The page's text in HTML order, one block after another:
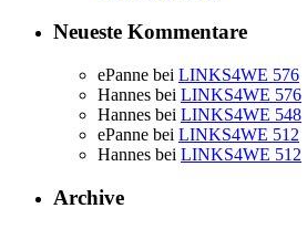
Neueste Kommentare
ePanne bei LINKS4WE 576
Hannes bei LINKS4WE 576
Hannes bei LINKS4WE 548
ePanne bei LINKS4WE 512
Hannes bei LINKS4WE 512
Archive